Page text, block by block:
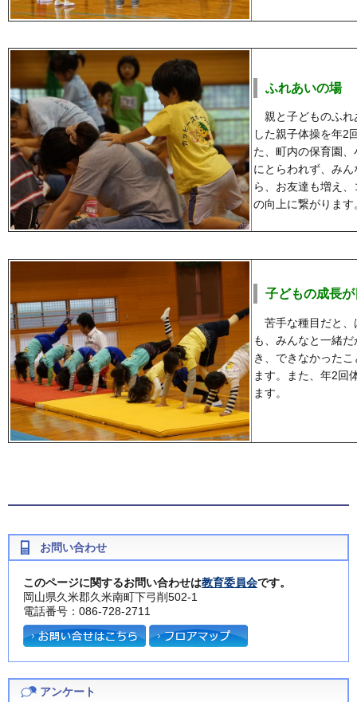
ふれあいの場
親と子どものふれ
した親子体操を年2
た、町内の保育園
にとらわれず、み
ら、お友達も増え
の向上に繋がります
子どもの成長
苦手な種目だと、
も、みんなと一緒
き、できなかった
ます。また、年2回
ます。
お問い合わせ
このページに関するお問い合わせは教育委員会です。
岡山県久米郡久米南町下弓削502-1
電話番号：086-728-2711
アンケート